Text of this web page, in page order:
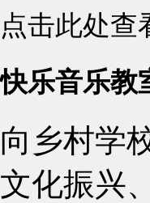
点击此处查
快乐音乐教
向乡村学
文化振兴